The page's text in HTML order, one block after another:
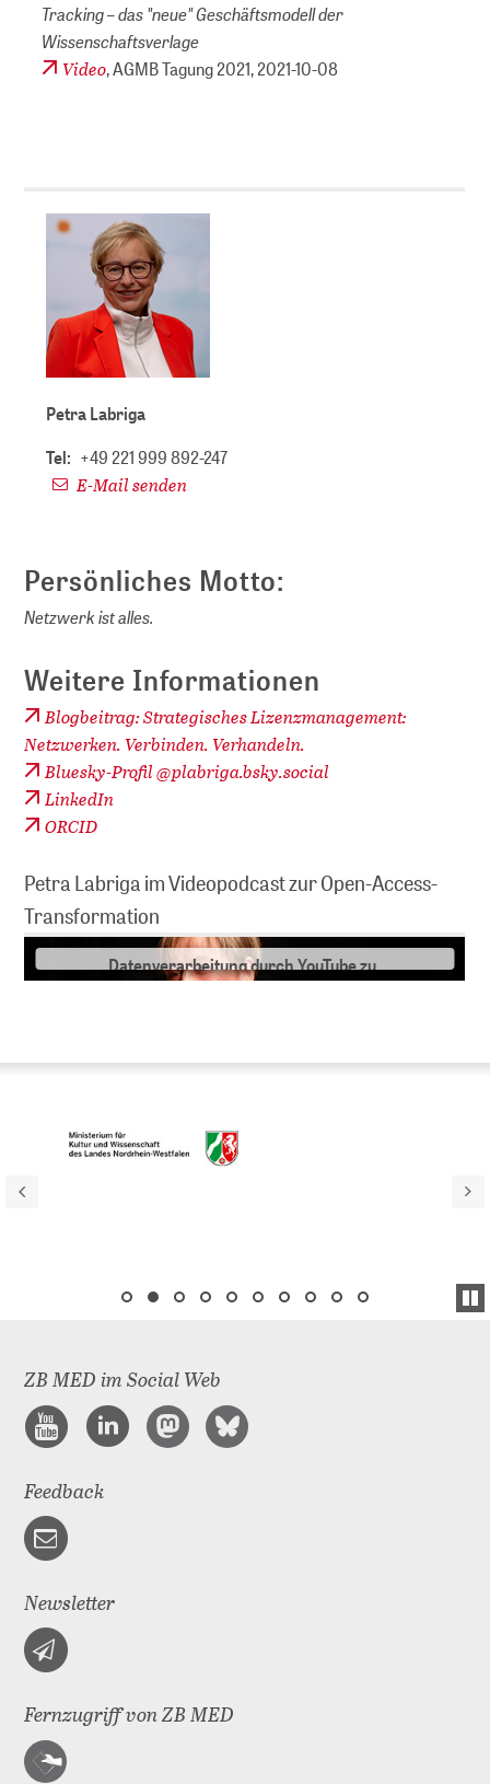
Tracking – das "neue" Geschäftsmodell der
Wissenschaftsverlage
Video, AGMB Tagung 2021,2021-10-08
Petra Labriga
Tel: +49 221 999 892-247
E-Mail senden
Persönliches Motto:
Netzwerk ist alles.
Weitere Informationen
Blogbeitrag: Strategisches Lizenzmanagement:
Netzwerken. Verbinden. Verhandeln.
Bluesky-Profil @plabriga.bsky.social
LinkedIn
ORCID
Petra Labriga im Videopodcast zur Open-Access-
Transformation
Wir benötigen Ihre Zustimmung, um
Wir benutzen YouTube als Drittanbietersoftware, um
Ihnen an dieser Stelle Videos präsentieren zu können.
Mit Klick auf "Akzeptieren" stimmen Sie der
Datenverarbeitung durch YouTube zu.
ZB MED im Social Web
Feedback
Newsletter
Fernzugriff von ZB MED